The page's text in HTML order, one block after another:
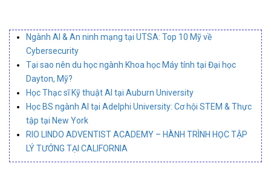
Ngành AI & An ninh mạng tại UTSA: Top 10 Mỹ về
Cybersecurity
Tại sao nên du học ngành Khoa học Máy tính tại Đại học
Dayton, Mỹ?
Học Thạc sĩ Kỹ thuật AI tại Auburn University
Học BS ngành AI tại Adelphi University: Cơ hội STEM & Thực
tập tại New York
RIO LINDO ADVENTIST ACADEMY – HÀNH TRÌNH HỌC TẬP
LÝ TƯỞNG TẠI CALIFORNIA